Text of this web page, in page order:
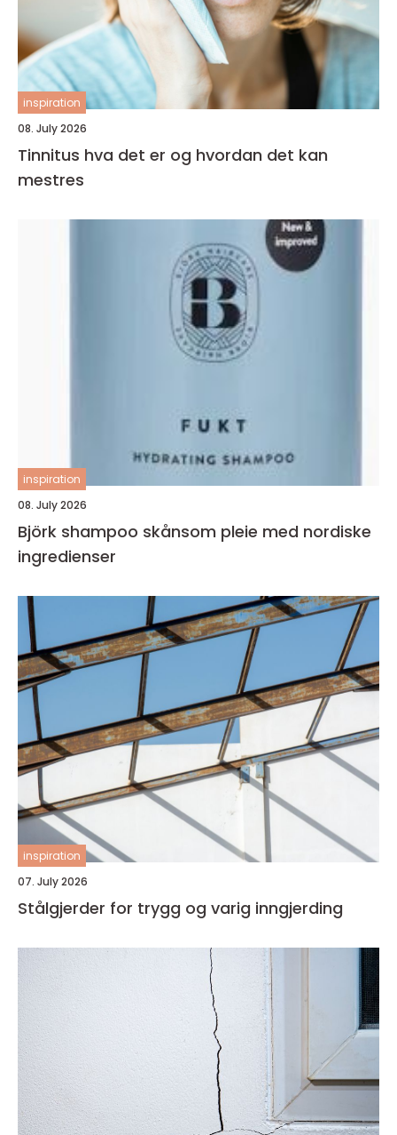
inspiration
08. July 2026
Tinnitus hva det er og hvordan det kan
mestres
inspiration
08. July 2026
Björk shampoo skånsom pleie med nordiske
ingredienser
inspiration
07. July 2026
Stålgjerder for trygg og varig inngjerding